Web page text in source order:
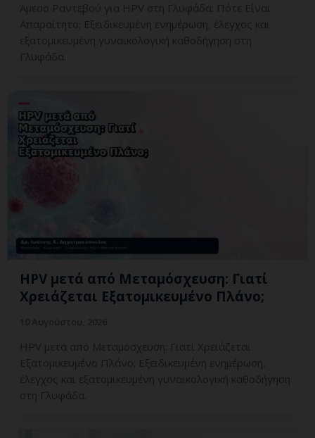
Άμεσο Ραντεβού για HPV στη Γλυφάδα: Πότε Είναι
Απαραίτητο; Εξειδικευμένη ενημέρωση, έλεγχος και
εξατομικευμένη γυναικολογική καθοδήγηση στη
Γλυφάδα.
HPV μετά από Μεταμόσχευση: Γιατί
Χρειάζεται Εξατομικευμένο Πλάνο;
HPV μετά από Μεταμόσχευση: Γιατί Χρειάζεται
Εξατομικευμένο Πλάνο; Εξειδικευμένη ενημέρωση,
έλεγχος και εξατομικευμένη γυναικολογική καθοδήγηση
στη Γλυφάδα.